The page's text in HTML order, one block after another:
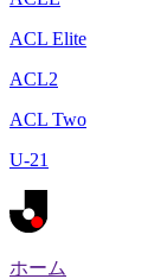
ACL Elite
ACL2
ACL Two
U-21
ホーム